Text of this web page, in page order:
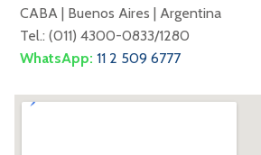
CABA | Buenos Aires | Argentina
Tel.: (011) 4300-0833/1280
WhatsApp: 11 2 509 6777